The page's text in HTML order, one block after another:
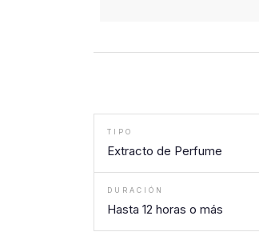
TIPO
Extracto de Perfume
DURACIÓN
Hasta 12 horas o más